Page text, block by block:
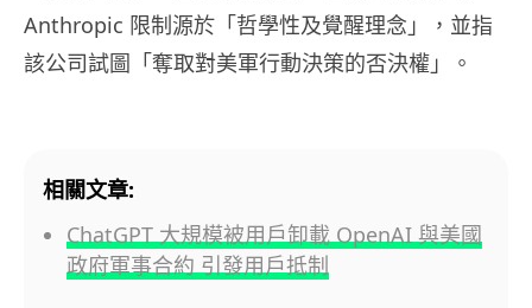
Anthropic 限制源於「哲學性及覺醒理念」，並指
該公司試圖「奪取對美軍行動決策的否決權」。
相關文章:
ChatGPT 大規模被用戶卸載 OpenAI 與美國
政府軍事合約 引發用戶抵制